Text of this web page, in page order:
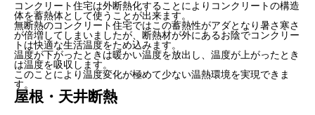
コンクリート住宅は外断熱化することによりコンクリートの構造
体を蓄熱体として使うことが出来ます。
無断熱のコンクリート住宅ではこの蓄熱性がアダとなり暑さ寒さ
が倍増してしまいましたが、断熱材が外にあるお陰でコンクリー
トは快適な生活温度をため込みます。
温度が下がったときは暖かい温度を放出し、温度が上がったとき
は温度を吸収します。
このことにより温度変化が極めて少ない温熱環境を実現できま
す。
屋根・天井断熱